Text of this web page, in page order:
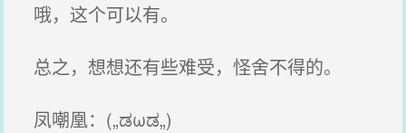
哦，这个可以有。
总之，想想还有些难受，怪舍不得的。
凤嘲凰：(„ಡωಡ„)